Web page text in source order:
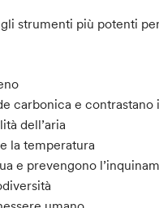
strumenti più potenti
carbonica e
dell’aria
la temperatura
e prevengono